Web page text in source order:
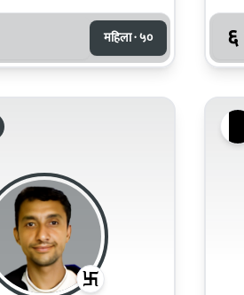
महिला · ५० ६